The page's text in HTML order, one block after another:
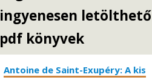
ingyenesen letölthető
pdf könyvek
Antoine de Saint-Exupéry: A kis